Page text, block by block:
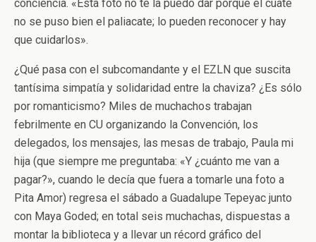
conciencia. «Esta foto no te la puedo dar porque el cuate
no se puso bien el paliacate; lo pueden reconocer y hay
que cuidarlos».
¿Qué pasa con el subcomandante y el EZLN que suscita
tantísima simpatía y solidaridad entre la chaviza? ¿Es sólo
por romanticismo? Miles de muchachos trabajan
febrilmente en CU organizando la Convención, los
delegados, los mensajes, las mesas de trabajo, Paula mi
hija (que siempre me preguntaba: «Y ¿cuánto me van a
pagar?», cuando le decía que fuera a tomarle una foto a
Pita Amor) regresa el sábado a Guadalupe Tepeyac junto
con Maya Goded; en total seis muchachas, dispuestas a
montar la biblioteca y a llevar un récord gráfico del